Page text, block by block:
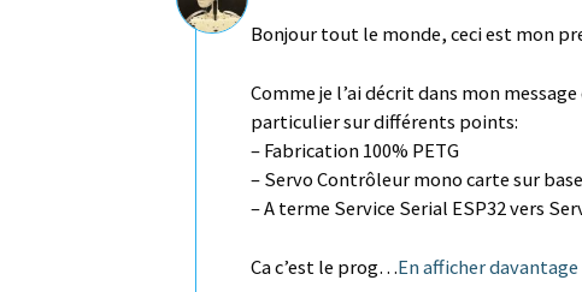
Bonjour tout le monde, ceci est mon
Comme je l’ai décrit dans mon
particulier sur différents points:
– Fabrication 100% PETG
– Servo Contrôleur mono carte sur
– A terme Service Serial ESP32 vers
Ca c’est le prog…En afficher davantage